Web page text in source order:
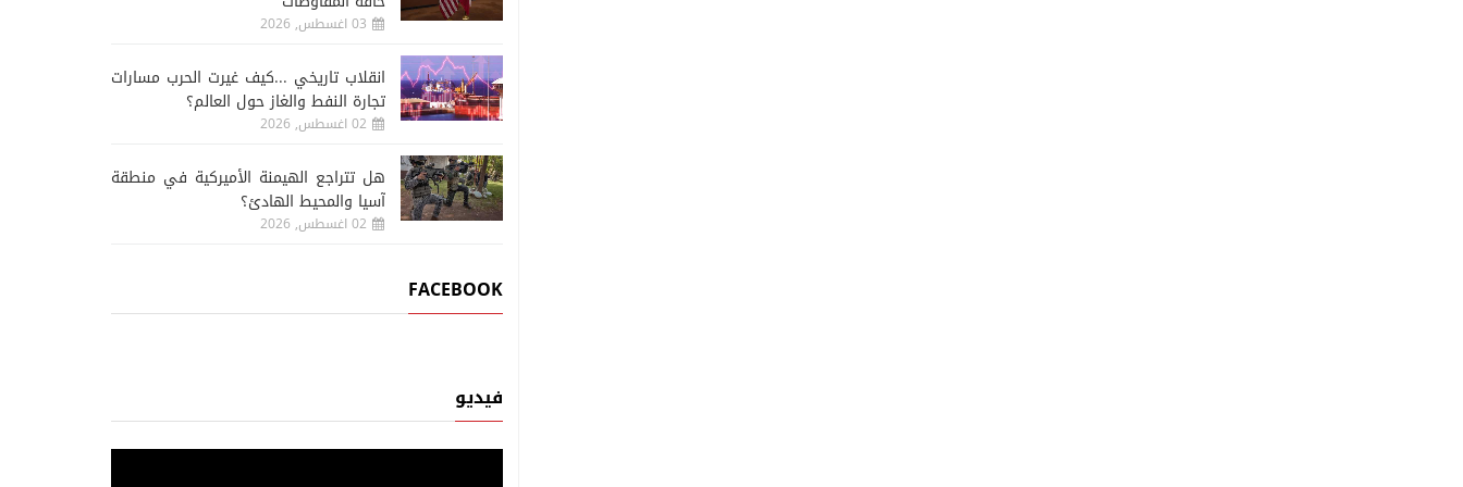
03 اغسطس, 2026
انقلاب تاريخي ...كيف غيرت الحرب مسارات
تجارة النفط والغاز حول العالم؟
02 اغسطس, 2026
هل تتراجع الهيمنة الأميركية في منطقة
آسيا والمحيط الهادئ؟
02 اغسطس, 2026
FACEBOOK
فيديو